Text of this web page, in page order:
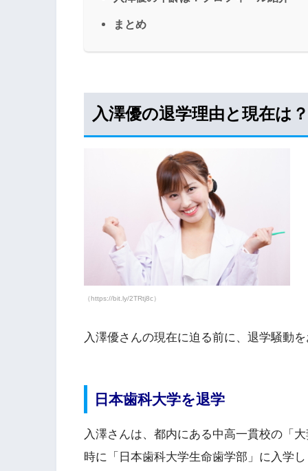
まとめ
入澤優の退学理由と現在は？
（https://bit.ly/2TRtj8c）
入澤優さんの現在に迫る前に、退学騒動
日本歯科大学を退学
入澤さんは、都内にある中高一貫校の「
時に「日本歯科大学生命歯学部」に入学